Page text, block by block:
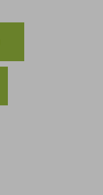
zdarma
zdarma
zdarma